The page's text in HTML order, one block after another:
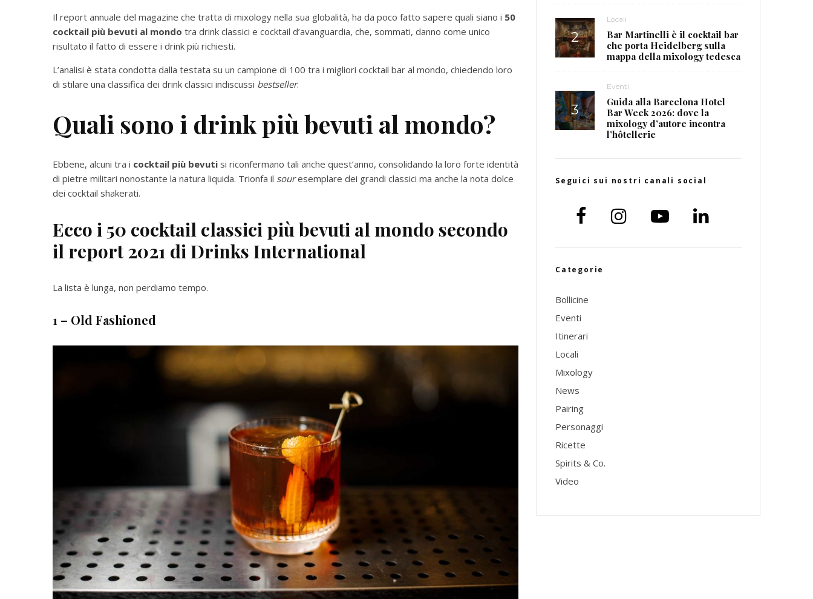
Il report annuale del magazine che tratta di mixology nella sua globalità, ha da poco fatto sapere quali siano i 50
cocktail più bevuti al mondo tra drink classici e cocktail d’avanguardia, che, sommati, danno come unico
risultato il fatto di essere i drink più richiesti.
L’analisi è stata condotta dalla testata su un campione di 100 tra i migliori cocktail bar al mondo, chiedendo loro
di stilare una classifica dei drink classici indiscussi bestseller.
Quali sono i drink più bevuti al mondo?
Ebbene, alcuni tra i cocktail più bevuti si riconfermano tali anche quest’anno, consolidando la loro forte identità
di pietre militari nonostante la natura liquida. Trionfa il souresemplare dei grandi classici ma anche la nota dolce
dei cocktail shakerati.
Ecco i 50 cocktail classici più bevuti al mondo secondo
il report 2021 di Drinks International
La lista è lunga, non perdiamo tempo.
1 – Old Fashioned
Locali
Bar Martinelli è il cocktail bar
che porta Heidelberg sulla
mappa della mixology tedesca
Eventi
Guida alla Barcelona Hotel
Bar Week 2026: dove la
mixology d’autore incontra
l’hôtellerie
Seguici sui nostri canali social
Categorie
Bollicine
Eventi
Itinerari
Locali
Mixology
News
Pairing
Personaggi
Ricette
Spirits & Co.
Video